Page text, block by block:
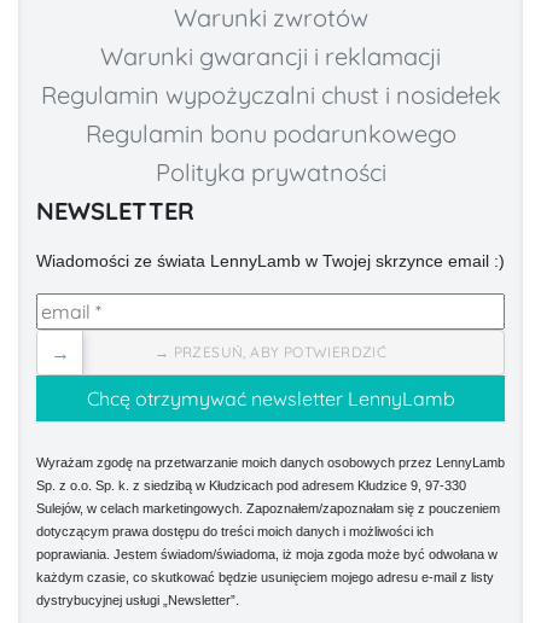
Warunki zwrotów
Warunki gwarancji i reklamacji
Regulamin wypożyczalni chust i nosidełek
Regulamin bonu podarunkowego
Polityka prywatności
NEWSLETTER
Wiadomości ze świata LennyLamb w Twojej skrzynce email :)
→ PRZESUŃ, ABY POTWIERDZIĆ
→
Wyrażam zgodę na przetwarzanie moich danych osobowych przez LennyLamb
Sp. z o.o. Sp. k. z siedzibą w Kłudzicach pod adresem Kłudzice 9, 97-330
Sulejów, w celach marketingowych. Zapoznałem/zapoznałam się z pouczeniem
dotyczącym prawa dostępu do treści moich danych i możliwości ich
poprawiania. Jestem świadom/świadoma, iż moja zgoda może być odwołana w
każdym czasie, co skutkować będzie usunięciem mojego adresu e-mail z listy
dystrybucyjnej usługi „Newsletter”.